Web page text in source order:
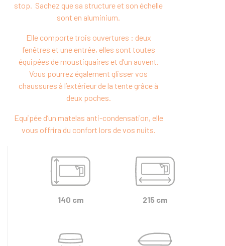
stop. Sachez que sa structure et son échelle
sont en aluminium.
Elle comporte trois ouvertures : deux
fenêtres et une entrée, elles sont toutes
équipées de moustiquaires et d’un auvent.
Vous pourrez également glisser vos
chaussures à l’extérieur de la tente grâce à
deux poches.
Equipée d’un matelas anti-condensation, elle
vous offrira du confort lors de vos nuits.
140 cm 215 cm